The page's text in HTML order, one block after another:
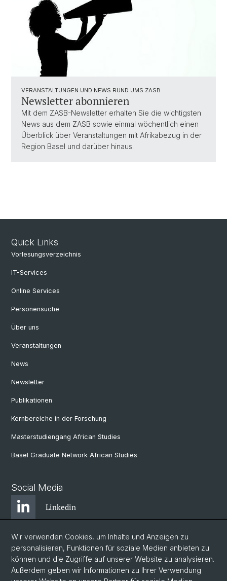
VERANSTALTUNGEN UND NEWS RUND UMS ZASB
Newsletter abonnieren
Mit dem ZASB-Newsletter erhalten Sie die wichtigsten
News aus dem ZASB sowie einmal wöchentlich einen
Überblick über Veranstaltungen mit Afrikabezug in der
Region Basel und darüber hinaus.
Quick Links
Vorlesungsverzeichnis
IT-Services
Online Services
Personensuche
Über uns
Veranstaltungen
News
Newsletter
Publikationen
Kernbereiche in der Forschung
Masterstudiengang African Studies
Basel Graduate Network African Studies
Social Media
Linkedin
Bluesky
Instagram
Wir verwenden Cookies, um Inhalte und Anzeigen zu
personalisieren, Funktionen für soziale Medien anbieten zu
können und die Zugriffe auf unserer Website zu analysieren.
Außerdem geben wir Informationen zu Ihrer Verwendung